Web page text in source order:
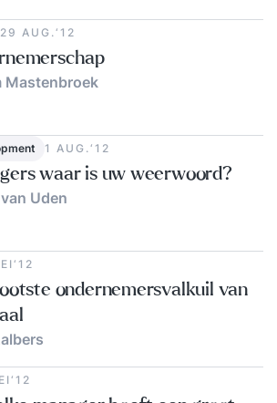
29 AUG.‘12
Mastenbroek
1 AUG.‘12
waar is uw weerwoord?
Uden
ondernemersvalkuil van